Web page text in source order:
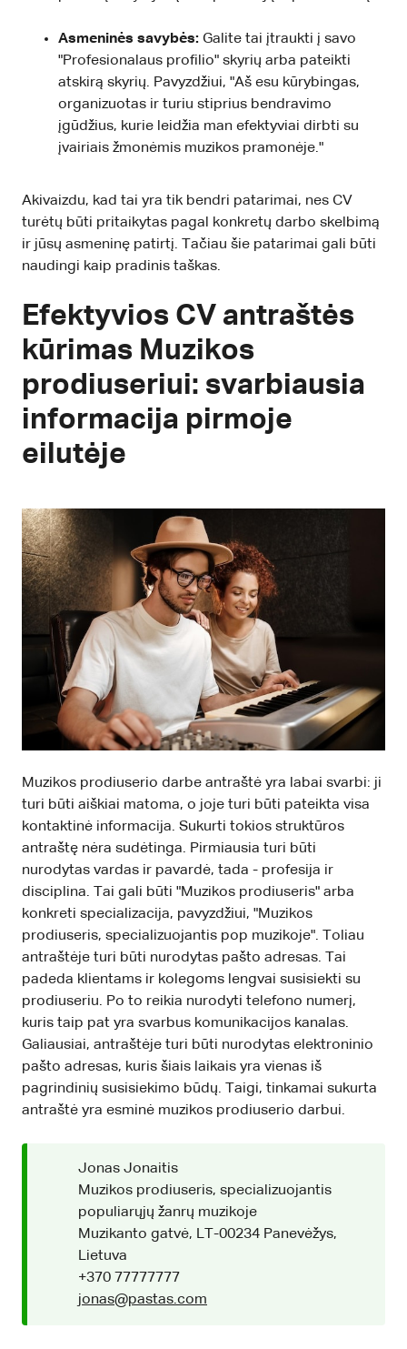
Asmeninės savybės: Galite tai įtraukti į savo
"Profesionalaus profilio" skyrių arba pateikti
atskirą skyrių. Pavyzdžiui, "Aš esu kūrybingas,
organizuotas ir turiu stiprius bendravimo
įgūdžius, kurie leidžia man efektyviai dirbti su
įvairiais žmonėmis muzikos pramonėje."
Akivaizdu, kad tai yra tik bendri patarimai, nes CV
turėtų būti pritaikytas pagal konkretų darbo skelbimą
ir jūsų asmeninę patirtį. Tačiau šie patarimai gali būti
naudingi kaip pradinis taškas.
Efektyvios CV antraštės
kūrimas Muzikos
prodiuseriui: svarbiausia
informacija pirmoje
eilutėje
Muzikos prodiuserio darbe antraštė yra labai svarbi: ji
turi būti aiškiai matoma, o joje turi būti pateikta visa
kontaktinė informacija. Sukurti tokios struktūros
antraštę nėra sudėtinga. Pirmiausia turi būti
nurodytas vardas ir pavardė, tada - profesija ir
disciplina. Tai gali būti "Muzikos prodiuseris" arba
konkreti specializacija, pavyzdžiui, "Muzikos
prodiuseris, specializuojantis pop muzikoje". Toliau
antraštėje turi būti nurodytas pašto adresas. Tai
padeda klientams ir kolegoms lengvai susisiekti su
prodiuseriu. Po to reikia nurodyti telefono numerį,
kuris taip pat yra svarbus komunikacijos kanalas.
Galiausiai, antraštėje turi būti nurodytas elektroninio
pašto adresas, kuris šiais laikais yra vienas iš
pagrindinių susisiekimo būdų. Taigi, tinkamai sukurta
antraštė yra esminė muzikos prodiuserio darbui.
Jonas Jonaitis
Muzikos prodiuseris, specializuojantis
populiarųjų žanrų muzikoje
Muzikanto gatvė, LT-00234 Panevėžys,
Lietuva
+370 77777777
jonas@pastas.com